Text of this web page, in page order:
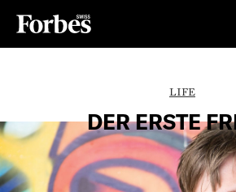
LIFE
DER ERSTE